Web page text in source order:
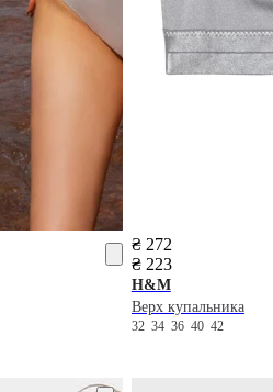
₴ 272
₴ 223
H&M
Верх купальника
32 34 36 40 42